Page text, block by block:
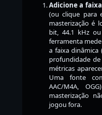
Adicione a
(ou clique para
masterização é
bit, 44.1 kHz
ferramenta mede
a faixa dinâmica
profundidade
métricas
Uma fonte
AAC/M4A,
masterização
jogou fora.